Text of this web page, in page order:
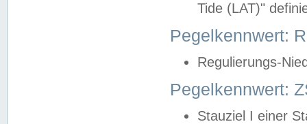
Tide (LAT)"
Pegelkennwert:
Regulierungs-
Pegelkennwert:
Stauziel I einer